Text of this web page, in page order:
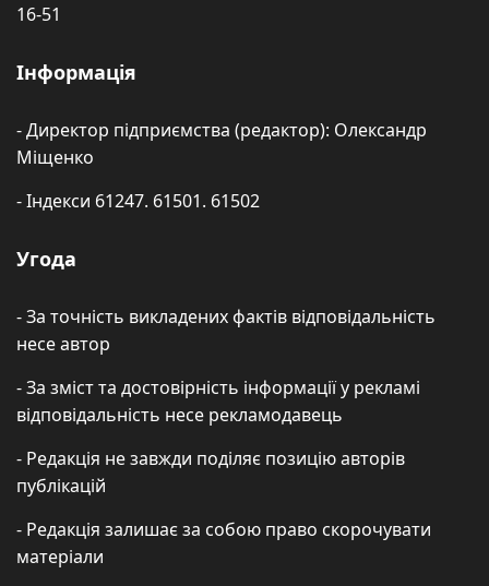
16-51
Інформація
- Директор підприємства (редактор): Олександр
Міщенко
- Індекси 61247. 61501. 61502
Угода
- За точність викладених фактів відповідальність
несе автор
- За зміст та достовірність інформації у рекламі
відповідальність несе рекламодавець
- Редакція не завжди поділяє позицію авторів
публікацій
- Редакція залишає за собою право скорочувати
матеріали